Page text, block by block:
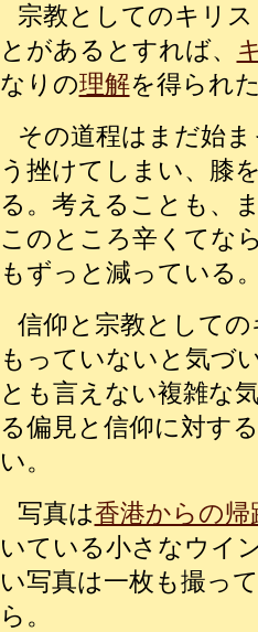
宗教としてのキリ
とがあるとすれば、
なりの理解を得られ
その道程はまだ始
う挫けてしまい、膝
る。考えることも、
このところ辛くてな
もずっと減っている
信仰と宗教として
もっていないと気づ
とも言えない複雑な
る偏見と信仰に対す
い。
写真は香港からの帰
いている小さなウイ
い写真は一枚も撮っ
ら。